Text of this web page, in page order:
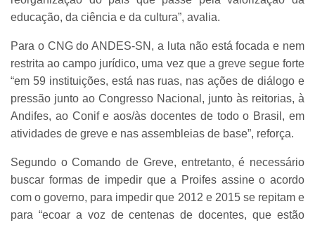
educação, da ciência e da cultura”, avalia.
Para o CNG do ANDES-SN, a luta não está focada e nem
restrita ao campo jurídico, uma vez que a greve segue forte
“em 59 instituições, está nas ruas, nas ações de diálogo e
pressão junto ao Congresso Nacional, junto às reitorias, à
Andifes, ao Conif e aos/às docentes de todo o Brasil, em
atividades de greve e nas assembleias de base”, reforça.
Segundo o Comando de Greve, entretanto, é necessário
buscar formas de impedir que a Proifes assine o acordo
com o governo, para impedir que 2012 e 2015 se repitam e
para “ecoar a voz de centenas de docentes, que estão